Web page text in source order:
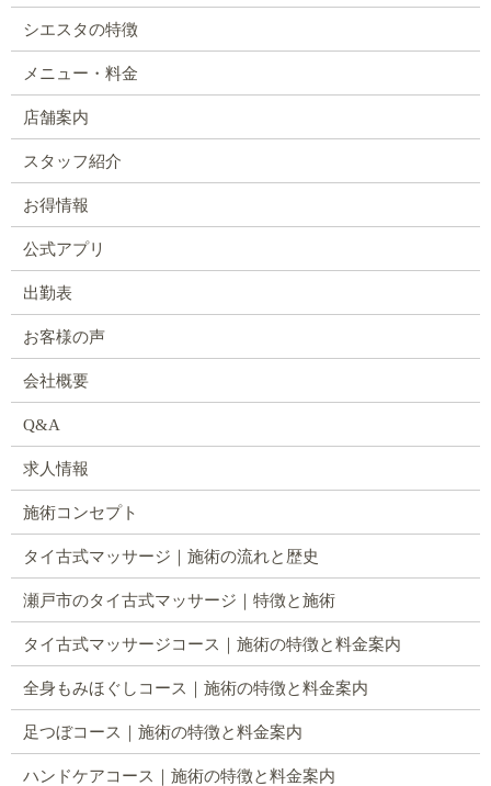
シエスタの特徴
メニュー・料金
店舗案内
スタッフ紹介
お得情報
公式アプリ
出勤表
お客様の声
会社概要
Q&A
求人情報
施術コンセプト
タイ古式マッサージ｜施術の流れと歴史
瀬戸市のタイ古式マッサージ｜特徴と施術
タイ古式マッサージコース｜施術の特徴と料金案内
全身もみほぐしコース｜施術の特徴と料金案内
足つぼコース｜施術の特徴と料金案内
ハンドケアコース｜施術の特徴と料金案内